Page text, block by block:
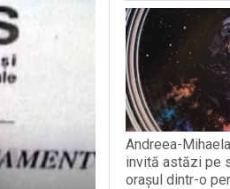
circulația din zona Metro
fi vizitată până în 15
– Zestrea Satului”
DIN BAIA MARE
Andreea-
invită astăzi pe
orașul dintr-o